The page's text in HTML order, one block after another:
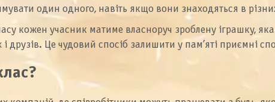
один одного, навіть якщо вони знаходяться в
кожен учасник матиме власноруч зроблену іграшку,
Це чудовий спосіб залишити у пам’яті приємні